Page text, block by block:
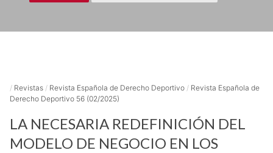
/ Revistas / Revista Española de Derecho Deportivo / Revista Española de
Derecho Deportivo 56 (02/2025)
LA NECESARIA REDEFINICIÓN DEL
MODELO DE NEGOCIO EN LOS